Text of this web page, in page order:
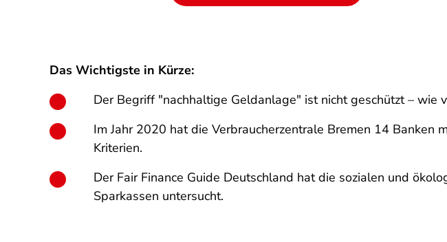
Das Wichtigste in Kürze:
Der Begriff "nachhaltige Geldanlage" ist nicht geschützt –
Im Jahr 2020 hat die Verbraucherzentrale Bremen 14
Kriterien.
Der Fair Finance Guide Deutschland hat die sozialen und
Sparkassen untersucht.